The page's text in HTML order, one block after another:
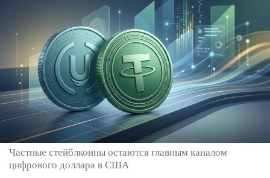
Частные стейблкоины остаются главным каналом
цифрового доллара в США